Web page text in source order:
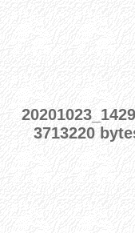
3713220